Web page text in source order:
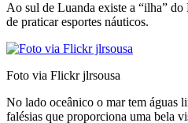
Ao sul de Luanda existe a “ilha” do
de praticar esportes náuticos.
Foto via Flickr jlrsousa
No lado oceânico o mar tem águas
falésias que proporciona uma bela